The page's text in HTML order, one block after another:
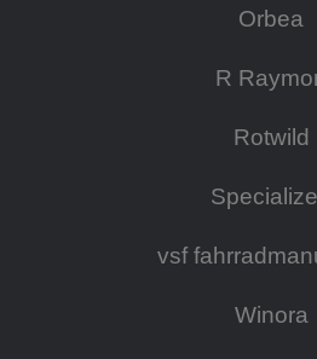
Orbea
R
Rotwild
vsf
Winora